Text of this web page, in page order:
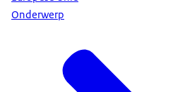
Onderwerp